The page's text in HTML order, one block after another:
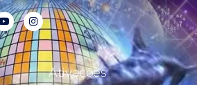
Ativações